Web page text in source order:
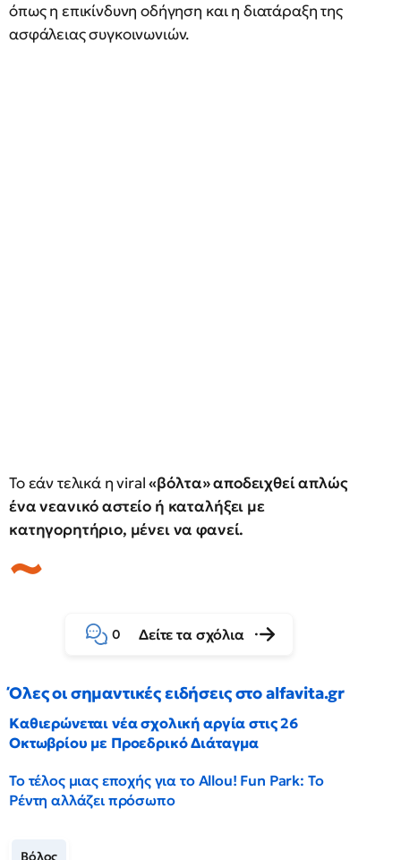
όπως η επικίνδυνη οδήγηση και η διατάραξη της
ασφάλειας συγκοινωνιών.
Το εάν τελικά η viral«βόλτα» αποδειχθεί απλώς
ένα νεανικό αστείο ή καταλήξει με
κατηγορητήριο, μένει να φανεί.
0 Δείτε τα σχόλια
Όλες οι σημαντικές ειδήσεις στο alfavita.gr
Καθιερώνεται νέα σχολική αργία στις 26
Οκτωβρίου με Προεδρικό Διάταγμα
Το τέλος μιας εποχής για το Allou! Fun Park: Το
Ρέντη αλλάζει πρόσωπο
Βόλος